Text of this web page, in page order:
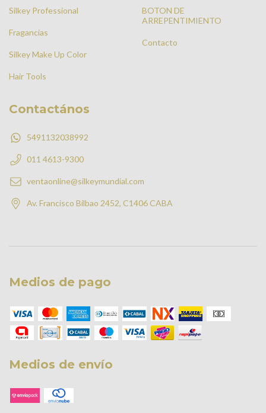
Silkey Professional
Fragancias
Silkey Make Up Color
Hair Tools
BOTON DE
ARREPENTIMIENTO
Contacto
Contactános
5491132038992
011 4613-9300
ventaonline@silkeymundial.com
Av. Francisco Bilbao 2452, C1406 CABA
Medios de pago
Medios de envío